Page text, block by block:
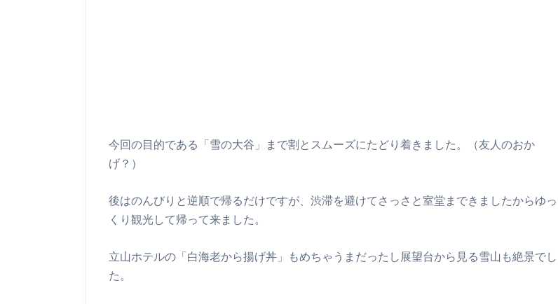
今回の目的である「雪の大谷」まで割とスムーズにたどり着きました。（友人のおか
げ？）
後はのんびりと逆順で帰るだけですが、渋滞を避けてさっさと室堂まできましたからゆっ
くり観光して帰って来ました。
立山ホテルの「白海老から揚げ丼」もめちゃうまだったし展望台から見る雪山も絶景でし
た。